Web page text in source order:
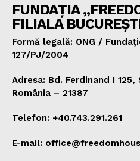
FUNDAȚIA
FILIALA
Formă legală: ONG /
127/PJ/2004
Adresa: Bd. Ferdinand I
România – 21387
Telefon: +40.743.291.261
E-mail: